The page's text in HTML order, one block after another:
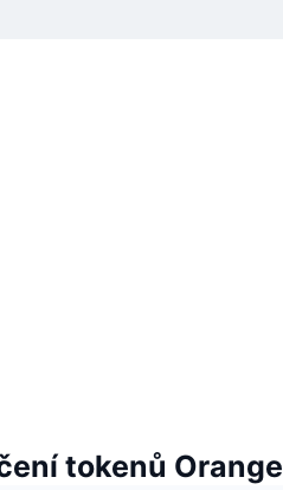
tokenů Orange